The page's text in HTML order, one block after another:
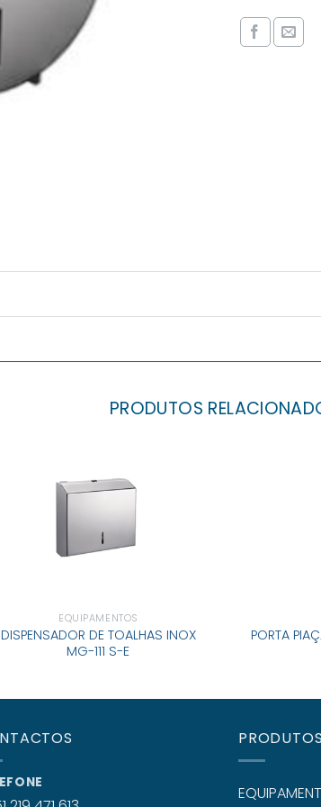
PRODUTOS
EQUIPAMENTOS
DISPENSADOR DE TOALHAS INOX
MG-111 S-E
PORTA
PRODUTOS